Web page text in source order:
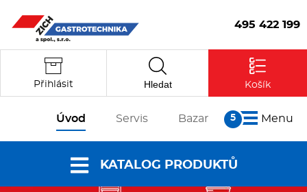
495 422 199
Přihlásit Hledat Košík
Úvod Servis Bazar Menu
KATALOG PRODUKTŮ